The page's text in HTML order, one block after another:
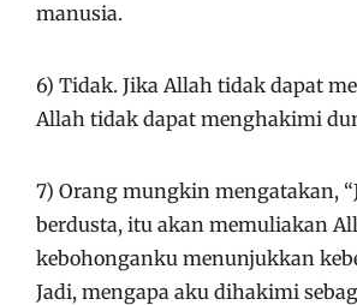
manusia.
6) Tidak. Jika Allah tidak dapat
Allah tidak dapat menghakimi
7) Orang mungkin mengatakan,
berdusta, itu akan memuliakan
kebohonganku menunjukkan
Jadi, mengapa aku dihakimi